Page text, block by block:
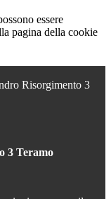
essere
pagina della cookie
Risorgimento 3
3 Teramo